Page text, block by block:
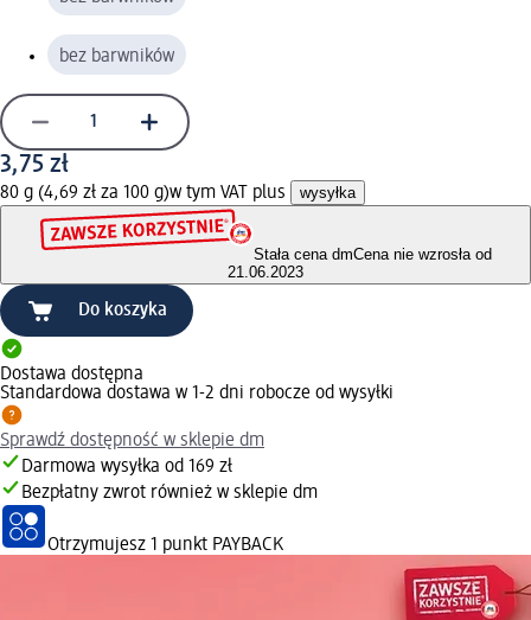
bez barwników
3,75 zł
80 g (4,69 zł za 100 g)w tym VAT plus wysyłka
Stała cena dmCena nie wzrosła od
21.06.2023
Do koszyka
Dostawa dostępna
Standardowa dostawa w 1-2 dni robocze od wysyłki
Sprawdź dostępność w sklepie dm
Darmowa wysyłka od 169 zł
Bezpłatny zwrot również w sklepie dm
Otrzymujesz 1 punkt PAYBACK